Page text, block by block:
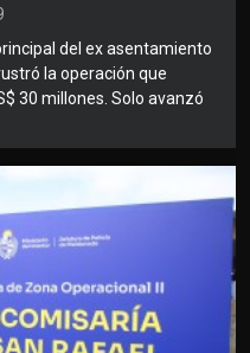
del ex asentamiento
la operación que
30 millones. Solo avanzó